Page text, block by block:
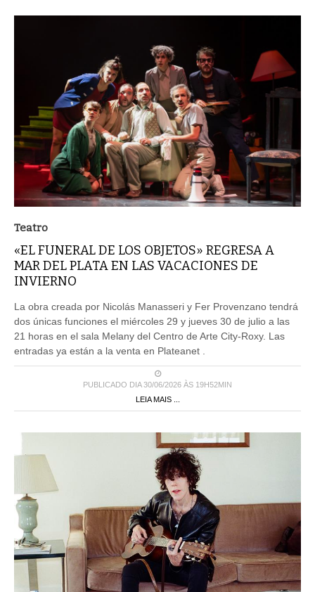
Teatro
«EL FUNERAL DE LOS OBJETOS» REGRESA A
MAR DEL PLATA EN LAS VACACIONES DE
INVIERNO
La obra creada por Nicolás Manasseri y Fer Provenzano tendrá
dos únicas funciones el miércoles 29 y jueves 30 de julio a las
21 horas en el sala Melany del Centro de Arte City-Roxy. Las
entradas ya están a la venta en Plateanet .
PUBLICADO DIA 30/06/2026 ÀS 19H52MIN
LEIA MAIS ...